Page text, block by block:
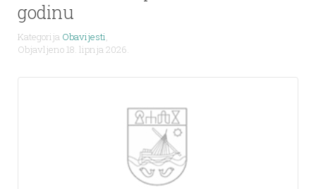
godinu
Kategorija Obavijesti,
Objavljeno 18. lipnja 2026.